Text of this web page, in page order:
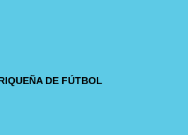
DE FÚTBOL